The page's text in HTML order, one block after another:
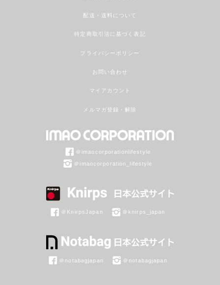
配送・送料について
特定商取引法に基づく表記
プライバシーポリシー
お問い合わせ
マイアカウント
メルマガ登録・解除
＠imaocorporationlifestyle
＠imaocorporation_lifestyle
＠KnirpsJapan ＠knirps_japan
＠notabagjapan ＠notabagjapan